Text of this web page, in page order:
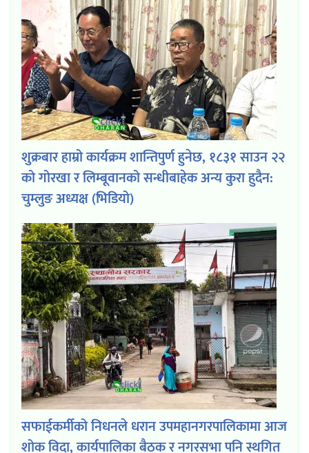
शुक्रबार हाम्रो कार्यक्रम शान्तिपुर्ण हुनेछ, १८३१ साउन २२
को गोरखा र लिम्बूवानको सन्धीबाहेक अन्य कुरा हुदैन:
चुम्लुङ अध्यक्ष (भिडियो)
सफाईकर्मीको निधनले धरान उपमहानगरपालिकामा आज
शोक विदा, कार्यपालिका बैठक र नगरसभा पनि स्थगित